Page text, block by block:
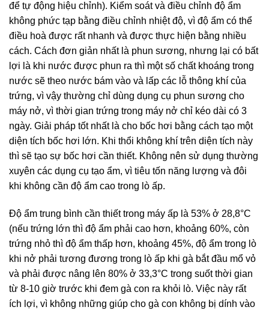
để tự động hiệu chỉnh). Kiểm soát và điều chỉnh độ ẩm
không phức tạp bằng điều chỉnh nhiệt độ, vì độ ẩm có thể
điều hoà được rất nhanh và được thực hiện bằng nhiều
cách. Cách đơn giản nhất là phun sương, nhưng lại có bất
lợi là khi nước được phun ra thì một số chất khoáng trong
nước sẽ theo nước bám vào và lấp các lỗ thông khí của
trứng, vì vậy thường chỉ dùng dụng cụ phun sương cho
máy nở, vì thời gian trứng trong máy nở chỉ kéo dài có 3
ngày. Giải pháp tốt nhất là cho bốc hơi bằng cách tạo một
diện tích bốc hơi lớn. Khi thổi không khí trên diện tích này
thì sẽ tạo sự bốc hơi cần thiết. Không nên sử dụng thường
xuyên các dụng cụ tạo ẩm, vì tiêu tốn năng lượng và đôi
khi không cần độ ẩm cao trong lò ấp.
Độ ẩm trung bình cần thiết trong máy ấp là 53% ở 28,8°C
(nếu trứng lớn thì độ ẩm phải cao hơn, khoảng 60%, còn
trứng nhỏ thì độ ẩm thấp hơn, khoảng 45%, độ ẩm trong lò
khi nở phải tương đương trong lò ấp khi gà bắt đầu mổ vỏ
và phải được nâng lên 80% ở 33,3°C trong suốt thời gian
từ 8-10 giờ trước khi đem gà con ra khỏi lò. Việc này rất
ích lợi, vì không những giúp cho gà con không bị dính vào